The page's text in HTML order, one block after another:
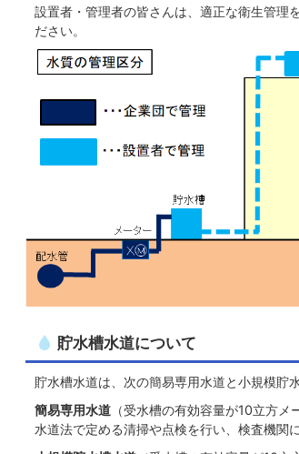
設置者・管理者の皆さんは、適正な衛生管理
ださい。
貯水槽水道について
貯水槽水道は、次の簡易専用水道と小規模貯
簡易専用水道 （受水槽の有効容量が10立方メ
水道法で定める清掃や点検を行い、検査機関